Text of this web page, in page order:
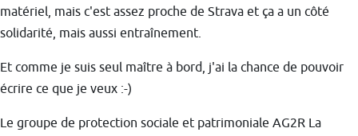
matériel, mais c'est assez proche de Strava et ça a un côté
solidarité, mais aussi entraînement.
Et comme je suis seul maître à bord, j'ai la chance de pouvoir
écrire ce que je veux :-)
Le groupe de protection sociale et patrimoniale AG2R La